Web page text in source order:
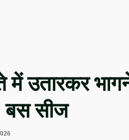
में उतारकर
बस सीज